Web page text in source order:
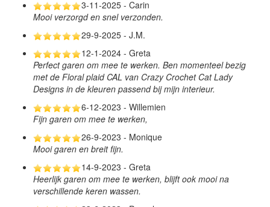
3-11-2025 - Carin
Mooi verzorgd en snel verzonden.
29-9-2025 - J.M.
12-1-2024 - Greta
Perfect garen om mee te werken. Ben momenteel bezig
met de Floral plaid CAL van Crazy Crochet Cat Lady
Designs in de kleuren passend bij mijn interieur.
6-12-2023 - Willemien
Fijn garen om mee te werken,
26-9-2023 - Monique
Mooi garen en breit fijn.
14-9-2023 - Greta
Heerlijk garen om mee te werken, blijft ook mooi na
verschillende keren wassen.